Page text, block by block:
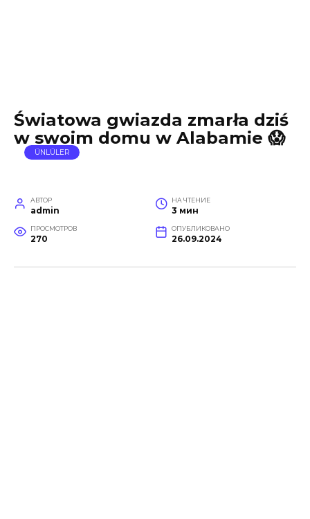
Światowa gwiazda zmarła dziś
w swoim domu w Alabamie 😱
ÜNLÜLER
АВТОР
admin
НА ЧТЕНИЕ
3 мин
ПРОСМОТРОВ
270
ОПУБЛИКОВАНО
26.09.2024